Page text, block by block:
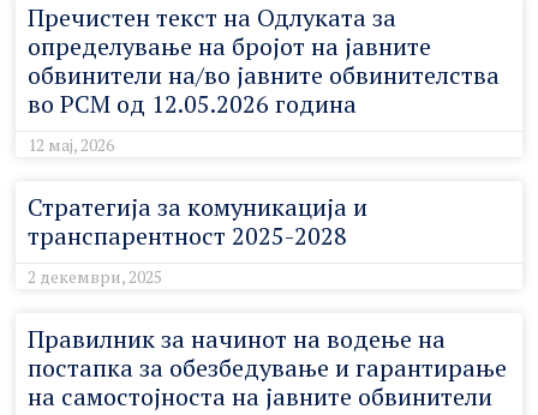
Пречистен текст на Одлуката за
определување на бројот на јавните
обвинители на/во јавните обвинителства
во РСМ од 12.05.2026 година
12 мај, 2026
Стратегија за комуникација и
транспарентност 2025-2028
2 декември, 2025
Правилник за начинот на водење на
постапка за обезбедување и гарантирање
на самостојноста на јавните обвинители